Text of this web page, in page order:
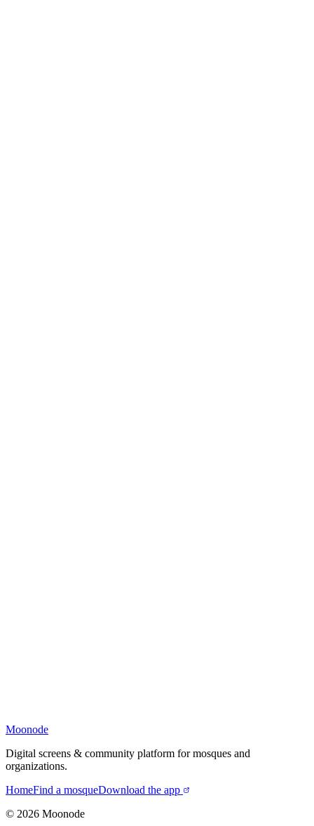
Moonode
Digital screens & community platform for mosques and
organizations.
HomeFind a mosqueDownload the app
© 2026 Moonode